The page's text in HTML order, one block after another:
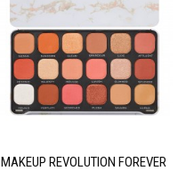
MAKEUP REVOLUTION FOREVER